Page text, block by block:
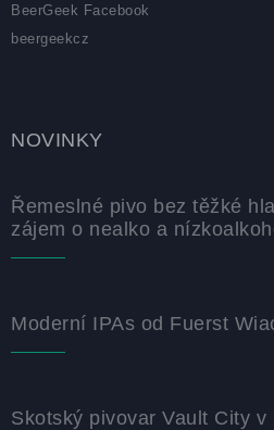
BeerGeek Facebook
beergeekcz
NOVINKY
Řemeslné pivo bez těžké
zájem o nealko a
Moderní IPAs od Fuerst
Skotský pivovar Vault City v